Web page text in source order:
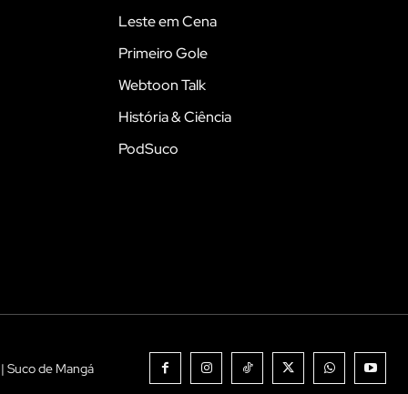
Leste em Cena
Primeiro Gole
Webtoon Talk
História & Ciência
PodSuco
Suco de Mangá